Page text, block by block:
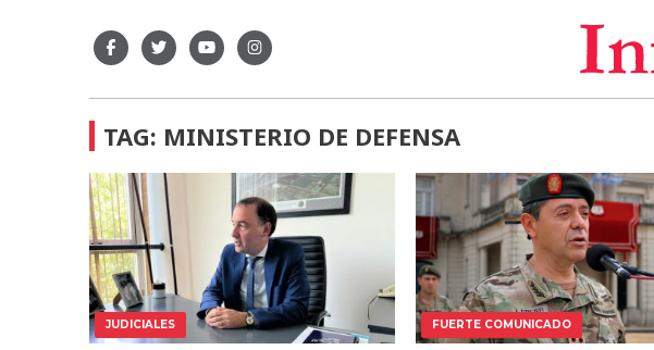
TAG: MINISTERIO DE DEFENSA
JUDICIALES FUERTE COMUNICADO